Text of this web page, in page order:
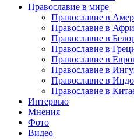
Православие в мире
Православие в
Православие в
Православие в
Православие в
Православие в
Православие в
Православие в
Православие в
Интервью
Мнения
Фото
Видео